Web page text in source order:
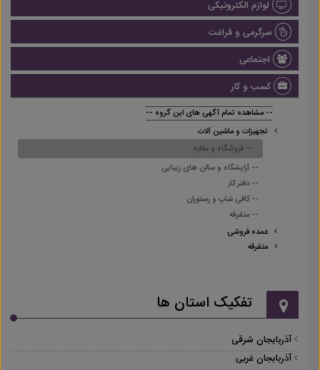
لوازم الکترونیکی
سرگرمی و فراغت
اجتماعی
کسب و کار
-- مشاهده تمام آگهی های این گروه --
تجهیزات و ماشین آلات
-- فروشگاه و مغازه
-- آرایشگاه و سالن های زیبایی
-- دفتر کار
-- کافی شاپ و رستوران
-- متفرقه
عمده فروشی
متفرقه
تفکیک استان ها
آذربایجان شرقی
آذربایجان غربی